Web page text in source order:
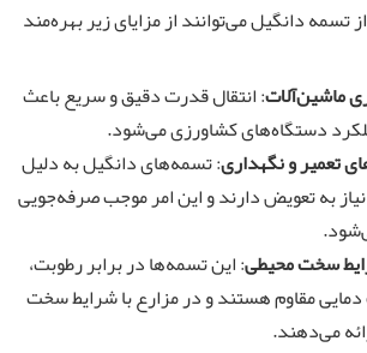
تسمه دانگیل می‌توانند از مزایای زیر بهره‌مند
ماشین‌آلات: انتقال قدرت دقیق و سریع باعث
دستگاه‌های کشاورزی می‌شود.
تعمیر و نگهداری: تسمه‌های دانگیل به دلیل
نیاز به تعویض دارند و این امر موجب صرفه‌جویی
سخت محیطی: این تسمه‌ها در برابر رطوبت،
مقاوم هستند و در مزارع با شرایط سخت
می‌دهند.